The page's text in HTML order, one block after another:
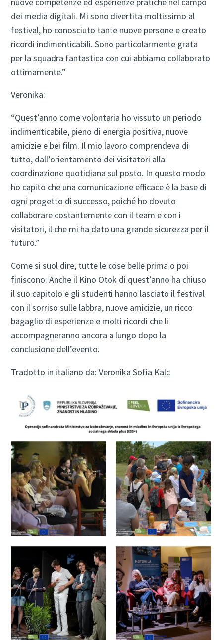
nuove competenze ed esperienze pratiche nel campo
dei media digitali. Mi sono divertita moltissimo al
festival, ho conosciuto tante nuove persone e creato
ricordi indimenticabili. Sono particolarmente grata
per la squadra fantastica con cui abbiamo collaborato
ottimamente.”
Veronika:
“Quest’anno come volontaria ho vissuto un periodo
indimenticabile, pieno di energia positiva, nuove
amicizie e bei film. Il mio lavoro comprendeva di
tutto, dall’orientamento dei visitatori alla
coordinazione quotidiana sul posto. In questo modo
ho capito che una comunicazione efficace è la base di
ogni progetto di successo, poiché ho dovuto
collaborare costantemente con il team e con i
visitatori, il che mi ha dato una grande sicurezza per il
futuro.”
Come si suol dire, tutte le cose belle prima o poi
finiscono. Anche il Kino Otok di quest’anno ha chiuso
il suo capitolo e gli studenti hanno lasciato il festival
con il sorriso sulle labbra, nuove amicizie, un ricco
bagaglio di esperienze e molti ricordi che li
accompagneranno ancora a lungo dopo la
conclusione dell’evento.
Tradotto in italiano da: Veronika Sofia Kalc